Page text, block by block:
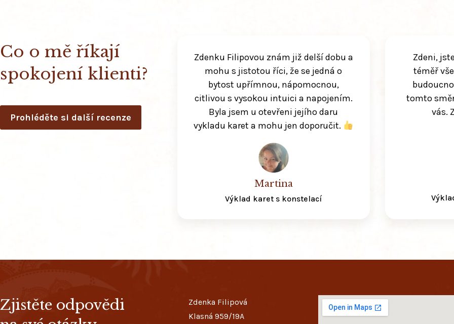
Co o mě říkají
spokojení klienti?
Prohléděte si další recenze
Zdenku Filipovou znám již delší dobu a
mohu s jistotou říci, že se jedná o
bytost upřímnou, nápomocnou,
citlivou s vysokou intuici a napojením.
Byla jsem u otevřeni jejího daru
vykladu karet a mohu jen doporučit.
Martina
Výklad karet s konstelací
Zdeni,
téměř
tomto
vás.
Zjistěte odpovědi
Zdenka Filipová
Klasná 959/19A